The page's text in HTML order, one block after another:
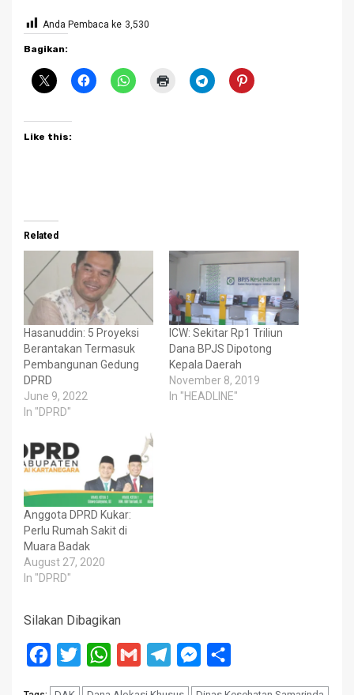
Anda Pembaca ke 3,530
Bagikan:
Like this:
Related
Hasanuddin: 5 Proyeksi
Berantakan Termasuk
Pembangunan Gedung
DPRD
June 9, 2022
In "DPRD"
ICW: Sekitar Rp1 Triliun
Dana BPJS Dipotong
Kepala Daerah
November 8, 2019
In "HEADLINE"
Anggota DPRD Kukar:
Perlu Rumah Sakit di
Muara Badak
August 27, 2020
In "DPRD"
Silakan Dibagikan
Facebook
Twitter WhatsApp
Gmail TelegramMessenger